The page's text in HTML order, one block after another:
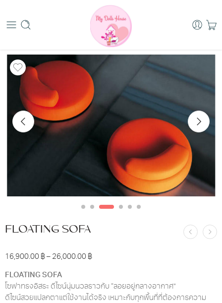
FLOATING SOFA
16,900.00 ฿ – 26,000.00 ฿
FLOATING SOFA
โซฟาทรงอิสระ ดีไซน์นุ่มนวลราวกับ “ลอยอยู่กลางอากาศ”
ดีไซน์สวยแปลกตาแต่ใช้งานได้จริง เหมาะกับทุกพื้นที่ที่ต้องการความ